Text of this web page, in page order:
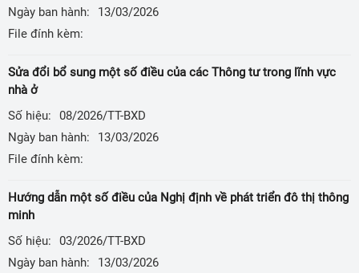
Ngày ban hành:
13/03/2026
File đính kèm:
Sửa đổi bổ sung một số điều của các Thông tư trong lĩnh vực
nhà ở
Số hiệu:
08/2026/TT-BXD
Ngày ban hành:
13/03/2026
File đính kèm:
Hướng dẫn một số điều của Nghị định về phát triển đô thị thông
minh
Số hiệu:
03/2026/TT-BXD
Ngày ban hành:
13/03/2026